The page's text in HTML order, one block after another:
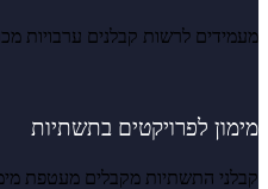
מעמידים לרשות קבלנים ערבויות
מימון לפרויקטים בתשתיות
קבלני התשתיות מקבלים מעטפת